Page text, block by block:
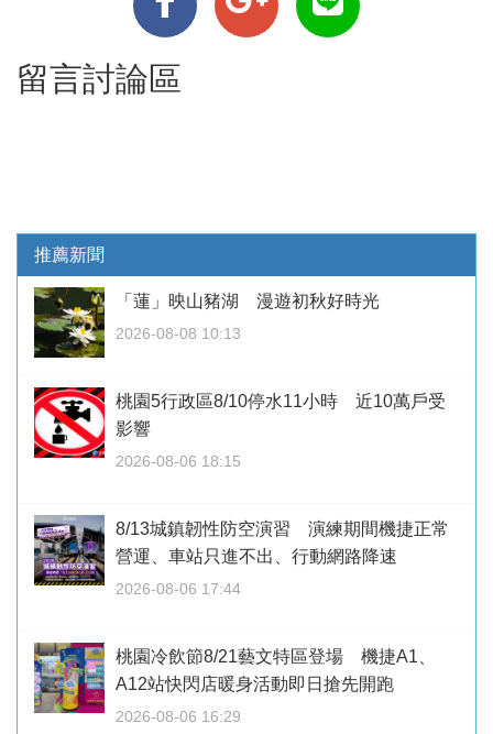
留言討論區
推薦新聞
「蓮」映山豬湖 漫遊初秋好時光
2026-08-08 10:13
桃園5行政區8/10停水11小時 近10萬戶受
影響
2026-08-06 18:15
8/13城鎮韌性防空演習 演練期間機捷正常
營運、車站只進不出、行動網路降速
2026-08-06 17:44
桃園冷飲節8/21藝文特區登場 機捷A1、
A12站快閃店暖身活動即日搶先開跑
2026-08-06 16:29